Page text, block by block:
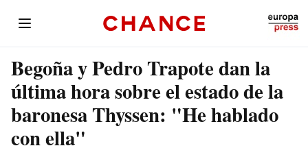
Begoña y Pedro Trapote dan la
última hora sobre el estado de la
baronesa Thyssen: "He hablado
con ella"